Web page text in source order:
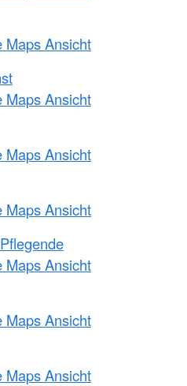
Maps Ansicht
Maps Ansicht
Maps Ansicht
Maps Ansicht
Maps Ansicht
Maps Ansicht
Maps Ansicht